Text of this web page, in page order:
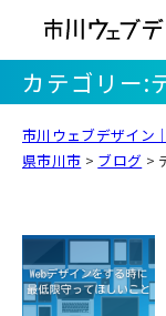
カテゴリー:
市川ウェブデザイン
県市川市 > ブログ >